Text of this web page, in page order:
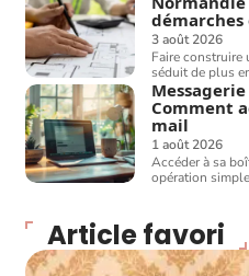
3 août 2026
Faire construire
séduit de plus
Comment
mail
1 août 2026
Accéder à sa
opération
Article favori